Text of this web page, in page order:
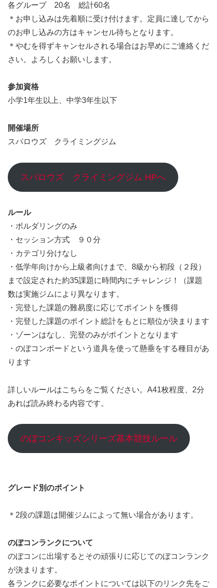
各グループ 20名 総計60名
＊お申し込みは先着順に受け付けます。定員に達してから
のお申し込みの方はキャンセル待ちとなります。
＊やむを得ずキャンセルされる場合はお早めにご連絡くだ
さい。よろしくお願いします。
参加資格
小学1年生以上、中学3年生以下
開催場所
スパロウズ クライミングジム
スパロウズ クライミングジム HPへ
ルール
・ボルダリングのみ
・セッション方式 ９０分
・カテゴリ分けなし
・低学年向けから上級者向けまで、8級から初段（２段）
まで設定された約35課題に時間内にチャレンジ！（課題
数は実施ジムにより異なります。
・完登した課題の難易度に応じてポイントを獲得
・完登した課題のポイント総計をもとに順位が決まります
・ゾーンはなし、完登のみがポイントとなります
・のぼコンボードという道具を使って懸垂をする種目があ
ります
詳しいルールはこちらをご覧ください。A41枚程度、2分
あれば読み終わる内容です。
のぼコンキッズシリーズ基本競技ルール
グレード別のポイント
＊2段の課題は開催ジムによって無い場合があります。
のぼコンランクについて
のぼコンに出場するとその頑張りに応じてのぼコンランク
が決まります。
各ランクに必要なポイントについては以下のリンク先をご